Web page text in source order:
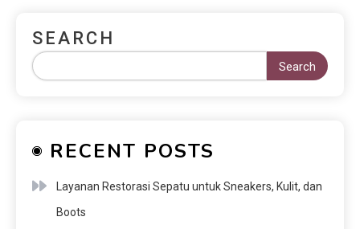
SEARCH
Search
RECENT POSTS
Layanan Restorasi Sepatu untuk Sneakers, Kulit, dan
Boots